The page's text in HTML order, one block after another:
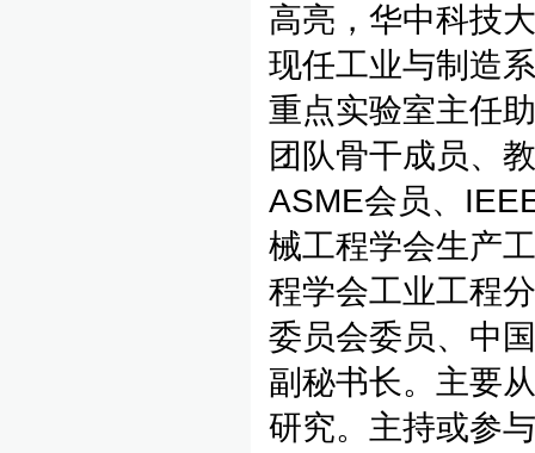
高亮，华中科技
现任工业与制造
重点实验室主任
团队骨干成员、
ASME会员、
械工程学会生产
程学会工业工程
委员会委员、中
副秘书长。主要
研究。主持或参